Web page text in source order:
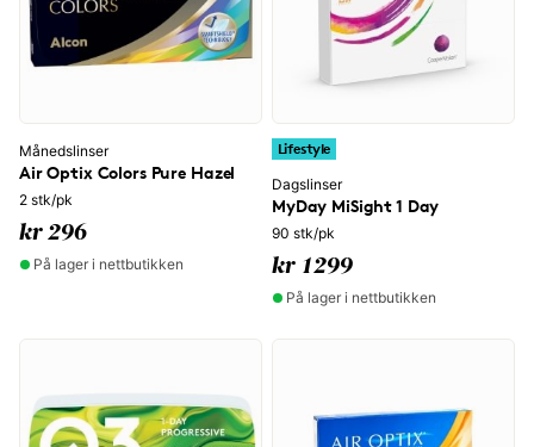
Månedslinser
Air Optix Colors Pure Hazel
2 stk/pk
kr 296
På lager i nettbutikken
Lifestyle
Dagslinser
MyDay MiSight 1 Day
90 stk/pk
kr 1299
På lager i nettbutikken